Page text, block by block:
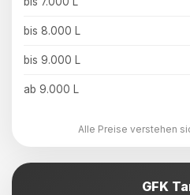
bis 8.000 L
bis 9.000 L
ab 9.000 L
Alle Preise verstehen
GFK